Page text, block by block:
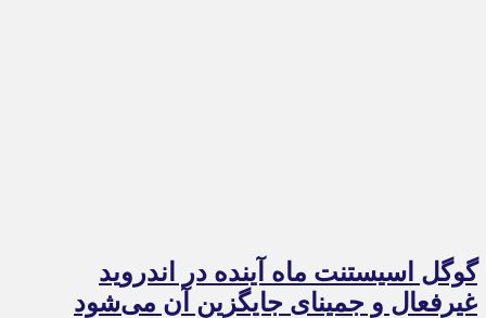
گوگل اسیستنت ماه آینده در اندروید
غیرفعال و جمینای جایگزین آن می‌شود